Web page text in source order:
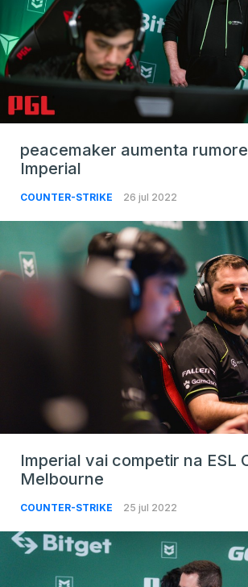
peacemaker aumenta
Imperial
COUNTER-STRIKE 26 jul 2022
Imperial vai competir na ESL
Melbourne
COUNTER-STRIKE 25 jul 2022